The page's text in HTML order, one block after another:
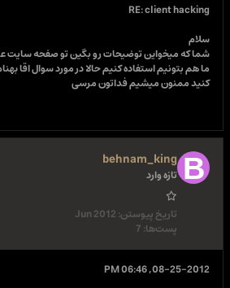
RE: client hacking
سلام
شما که میخواین توضیحات رو بگین تو صفحه سایت
ما هم بتونیم استفاده کنیم حالا در مورد سوال اقا
کنید ممنون میشیم فداتون مرسی
behnam_king
تازه وارد
تاریخ پیوستن:Jun 2012
پست‌ها:7
08-25-2012, 06:46 PM